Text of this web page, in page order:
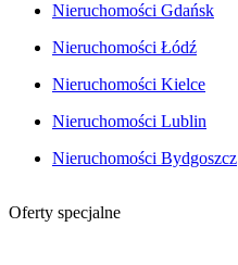
Nieruchomości Gdańsk
Nieruchomości Łódź
Nieruchomości Kielce
Nieruchomości Lublin
Nieruchomości Bydgoszcz
Oferty specjalne